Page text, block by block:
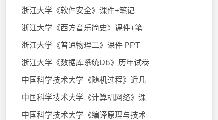
浙江大学《软件安全》课件+笔记
浙江大学《西方音乐简史》课件+笔
浙江大学《普通物理二》课件 PPT
浙江大学《数据库系统DB》历年试卷
中国科学技术大学《随机过程》近几
中国科学技术大学《计算机网络》课
中国科学技术大学《编译原理与技术